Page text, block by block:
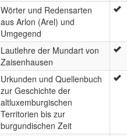
Wörter und Redensarten
aus Arlon (Arel) und
Umgegend
Lautlehre der Mundart von
Zaisenhausen
Urkunden und Quellenbuch
zur Geschichte der
altluxemburgischen
Territorien bis zur
burgundischen Zeit